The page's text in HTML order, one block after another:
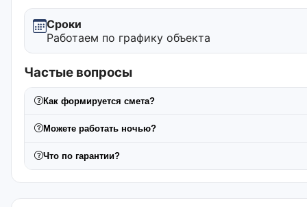
Сроки
Работаем по графику объекта
Частые вопросы
Как формируется смета?
Можете работать ночью?
Что по гарантии?